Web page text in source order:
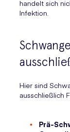
handelt sich
Infektion.
Hier sind
ausschließlich
Prä-